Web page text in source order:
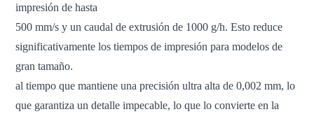
impresión de hasta
500 mm/s y un caudal de extrusión de 1000 g/h. Esto reduce
significativamente los tiempos de impresión para modelos de
gran tamaño.
al tiempo que mantiene una precisión ultra alta de 0,002 mm, lo
que garantiza un detalle impecable, lo que lo convierte en la